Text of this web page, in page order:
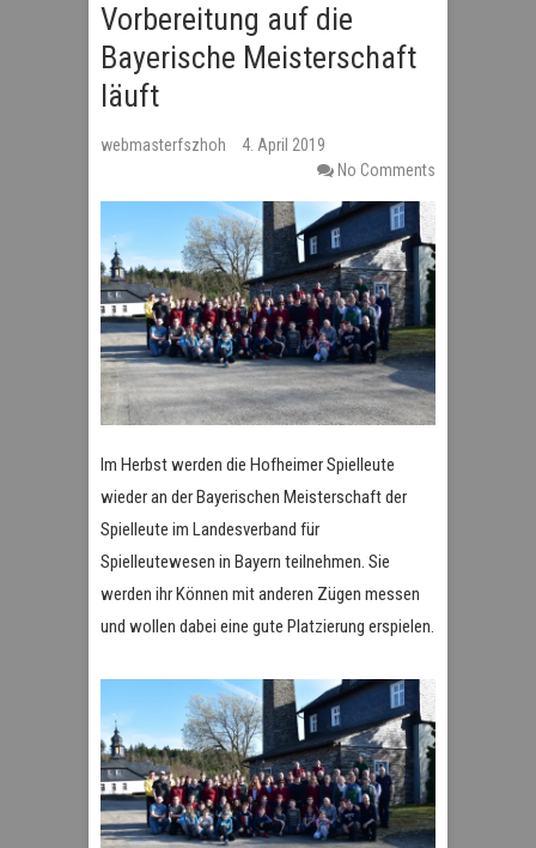
Vorbereitung auf die
Bayerische Meisterschaft
läuft
webmasterfszhoh
4. April 2019
No Comments
Im Herbst werden die Hofheimer Spielleute
wieder an der Bayerischen Meisterschaft der
Spielleute im Landesverband für
Spielleutewesen in Bayern teilnehmen. Sie
werden ihr Können mit anderen Zügen messen
und wollen dabei eine gute Platzierung erspielen.